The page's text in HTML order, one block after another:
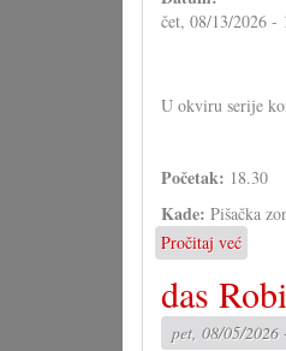
čet, 08/13/2026 -
U okviru serije
Početak: 18.30
Kade: Pišačka
Pročitaj već
ftm-
Trio
u
das
pet, 08/05/2026